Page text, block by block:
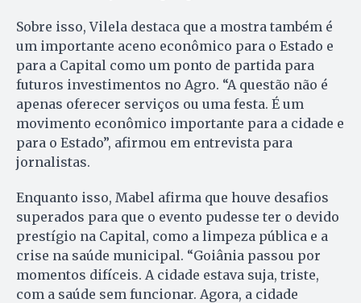
Sobre isso, Vilela destaca que a mostra também é
um importante aceno econômico para o Estado e
para a Capital como um ponto de partida para
futuros investimentos no Agro. “A questão não é
apenas oferecer serviços ou uma festa. É um
movimento econômico importante para a cidade e
para o Estado”, afirmou em entrevista para
jornalistas.
Enquanto isso, Mabel afirma que houve desafios
superados para que o evento pudesse ter o devido
prestígio na Capital, como a limpeza pública e a
crise na saúde municipal. “Goiânia passou por
momentos difíceis. A cidade estava suja, triste,
com a saúde sem funcionar. Agora, a cidade